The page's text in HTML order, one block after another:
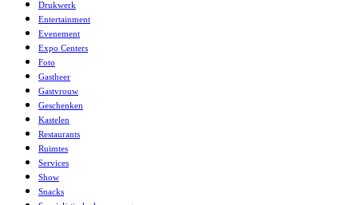
Drukwerk
Entertainment
Evenement
Expo Centers
Foto
Gastheer
Gastvrouw
Geschenken
Kastelen
Restaurants
Ruimtes
Services
Show
Snacks